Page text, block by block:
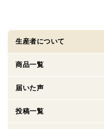
生産者について
商品一覧
届いた声
投稿一覧